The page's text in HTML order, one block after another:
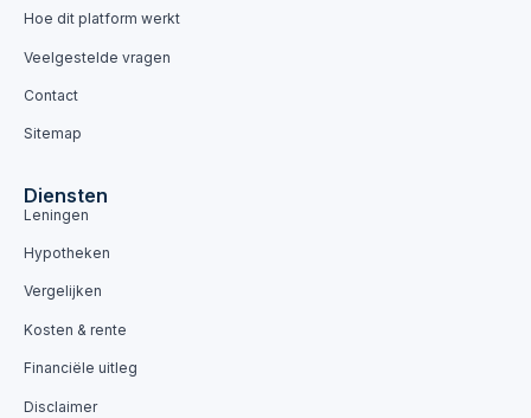
Hoe dit platform werkt
Veelgestelde vragen
Contact
Sitemap
Diensten
Leningen
Hypotheken
Vergelijken
Kosten & rente
Financiële uitleg
Disclaimer